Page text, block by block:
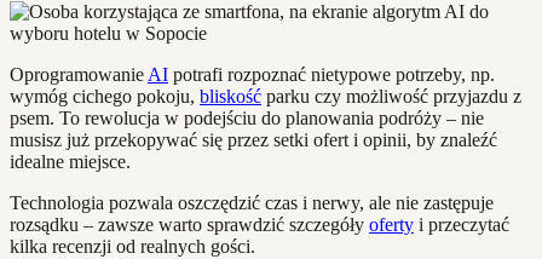
OprogramowanieAI potrafi rozpoznać nietypowe potrzeby, np.
wymóg cichego pokoju, bliskość parku czy możliwość przyjazdu z
psem. To rewolucja w podejściu do planowania podróży – nie
musisz już przekopywać się przez setki ofert i opinii, by znaleźć
idealne miejsce.
Technologia pozwala oszczędzić czas i nerwy, ale nie zastępuje
rozsądku – zawsze warto sprawdzić szczegóły oferty i przeczytać
kilka recenzji od realnych gości.